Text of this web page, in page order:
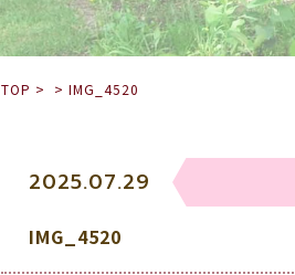
TOP > > IMG_4520
2025.07.29
IMG_4520